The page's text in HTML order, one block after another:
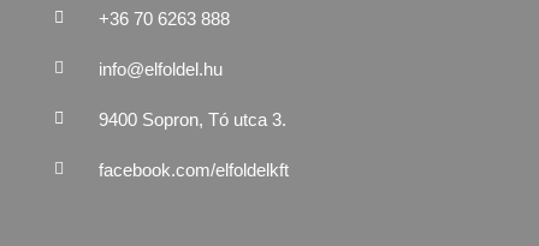
+36 70 6263 888
info@elfoldel.hu
9400 Sopron, Tó utca 3.
facebook.com/elfoldelkft